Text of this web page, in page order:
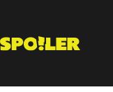
contenido